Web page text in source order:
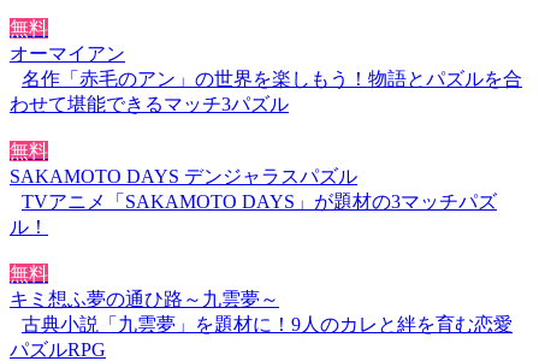
無料
オーマイアン
名作「赤毛のアン」の世界を楽しもう！物語とパズルを合
わせて堪能できるマッチ3パズル
無料
SAKAMOTO DAYS デンジャラスパズル
TVアニメ「SAKAMOTO DAYS」が題材の3マッチパズ
ル！
無料
キミ想ふ夢の通ひ路～九雲夢～
古典小説「九雲夢」を題材に！9人のカレと絆を育む恋愛
パズルRPG